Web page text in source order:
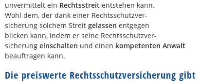
unvermittelt ein Rechtsstreit entstehen kann.
Wohl dem, der dank einer Rechtsschutzver-
sicherung solchem Streit gelassen entgegen
blicken kann, indem er seine Rechtsschutzver-
sicherung einschalten und einen kompetenten Anwalt
beauftragen kann.
Die preiswerte Rechtsschutzversicherung gibt